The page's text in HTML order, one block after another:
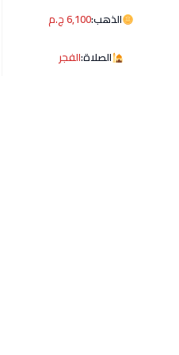
الذهب:6,100 ج.م
الصلاة:الفجر